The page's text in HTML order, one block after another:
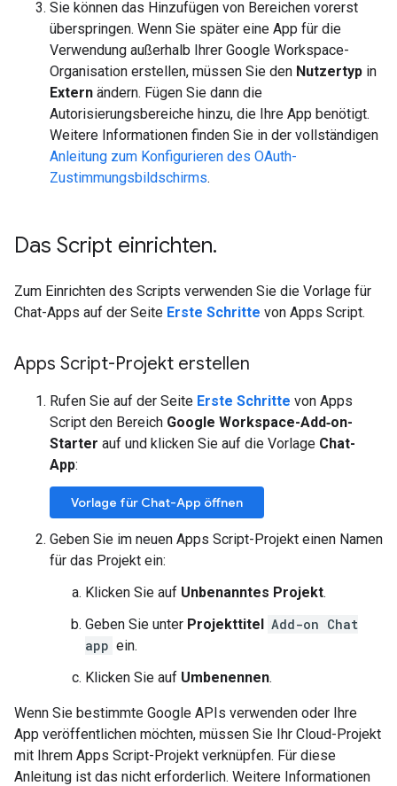
Sie können das Hinzufügen von Bereichen vorerst
überspringen. Wenn Sie später eine App für die
Verwendung außerhalb Ihrer Google Workspace-
Organisation erstellen, müssen Sie den Nutzertyp in
Extern ändern. Fügen Sie dann die
Autorisierungsbereiche hinzu, die Ihre App benötigt.
Weitere Informationen finden Sie in der vollständigen
Anleitung zum Konfigurieren des OAuth-
Zustimmungsbildschirms.
Das Script einrichten.
Zum Einrichten des Scripts verwenden Sie die Vorlage für
Chat-Apps auf der Seite Erste Schritte von Apps Script.
Apps Script-Projekt erstellen
Rufen Sie auf der Seite Erste Schritte von Apps
Script den Bereich Google Workspace-Add‑on-
Starter auf und klicken Sie auf die Vorlage Chat-
App:
Vorlage für Chat-App öffnen
Geben Sie im neuen Apps Script-Projekt einen Namen
für das Projekt ein:
Klicken Sie auf Unbenanntes Projekt.
Geben Sie unter Projekttitel Add-on Chat
app ein.
Klicken Sie auf Umbenennen.
Wenn Sie bestimmte Google APIs verwenden oder Ihre
App veröffentlichen möchten, müssen Sie Ihr Cloud-Projekt
mit Ihrem Apps Script-Projekt verknüpfen. Für diese
Anleitung ist das nicht erforderlich. Weitere Informationen